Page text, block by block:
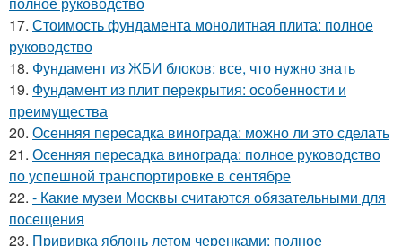
17. Стоимость фундамента монолитная плита: полное
руководство
18. Фундамент из ЖБИ блоков: все, что нужно знать
19. Фундамент из плит перекрытия: особенности и
преимущества
20. Осенняя пересадка винограда: можно ли это сделать
21. Осенняя пересадка винограда: полное руководство
по успешной транспортировке в сентябре
22. - Какие музеи Москвы считаются обязательными для
посещения
23. Прививка яблонь летом черенками: полное